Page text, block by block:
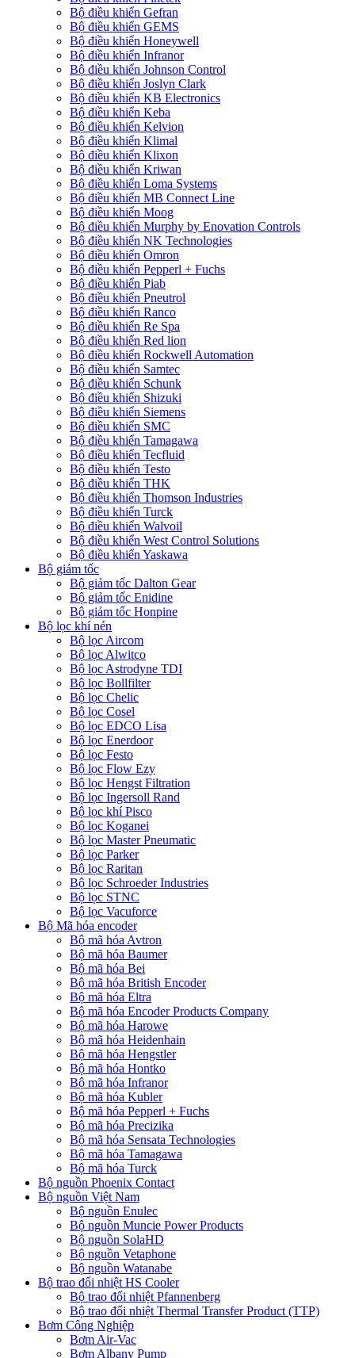
Bộ điều khiển Gefran
Bộ điều khiển GEMS
Bộ điều khiển Honeywell
Bộ điều khiển Infranor
Bộ điều khiển Johnson Control
Bộ điều khiển Joslyn Clark
Bộ điều khiển KB Electronics
Bộ điều khiển Keba
Bộ điều khiển Kelvion
Bộ điều khiển Klimal
Bộ điều khiển Klixon
Bộ điều khiển Kriwan
Bộ điều khiển Loma Systems
Bộ điều khiển MB Connect Line
Bộ điều khiển Moog
Bộ điều khiển Murphy by Enovation Controls
Bộ điều khiển NK Technologies
Bộ điều khiển Omron
Bộ điều khiển Pepperl + Fuchs
Bộ điều khiển Piab
Bộ điều khiển Pneutrol
Bộ điều khiển Ranco
Bộ điều khiển Re Spa
Bộ điều khiển Red lion
Bộ điều khiển Rockwell Automation
Bộ điều khiển Samtec
Bộ điều khiển Schunk
Bộ điều khiển Shizuki
Bộ điều khiển Siemens
Bộ điều khiển SMC
Bộ điều khiển Tamagawa
Bộ điều khiển Tecfluid
Bộ điều khiển Testo
Bộ điều khiển THK
Bộ điều khiển Thomson Industries
Bộ điều khiển Turck
Bộ điều khiển Walvoil
Bộ điều khiển West Control Solutions
Bộ điều khiển Yaskawa
Bộ giảm tốc
Bộ giảm tốc Dalton Gear
Bộ giảm tốc Enidine
Bộ giảm tốc Honpine
Bộ lọc khí nén
Bộ lọc Aircom
Bộ lọc Alwitco
Bộ lọc Astrodyne TDI
Bộ lọc Bollfilter
Bộ lọc Chelic
Bộ lọc Cosel
Bộ lọc EDCO Lisa
Bộ lọc Enerdoor
Bộ lọc Festo
Bộ lọc Flow Ezy
Bộ lọc Hengst Filtration
Bộ lọc Ingersoll Rand
Bộ lọc khí Pisco
Bộ lọc Koganei
Bộ lọc Master Pneumatic
Bộ lọc Parker
Bộ lọc Raritan
Bộ lọc Schroeder Industries
Bộ lọc STNC
Bộ lọc Vacuforce
Bộ Mã hóa encoder
Bộ mã hóa Avtron
Bộ mã hóa Baumer
Bộ mã hóa Bei
Bộ mã hóa British Encoder
Bộ mã hóa Eltra
Bộ mã hóa Encoder Products Company
Bộ mã hóa Harowe
Bộ mã hóa Heidenhain
Bộ mã hóa Hengstler
Bộ mã hóa Hontko
Bộ mã hóa Infranor
Bộ mã hóa Kubler
Bộ mã hóa Pepperl + Fuchs
Bộ mã hóa Precizika
Bộ mã hóa Sensata Technologies
Bộ mã hóa Tamagawa
Bộ mã hóa Turck
Bộ nguồn Phoenix Contact
Bộ nguồn Việt Nam
Bộ nguồn Enulec
Bộ nguồn Muncie Power Products
Bộ nguồn SolaHD
Bộ nguồn Vetaphone
Bộ nguồn Watanabe
Bộ trao đổi nhiệt HS Cooler
Bộ trao đổi nhiệt Pfannenberg
Bộ trao đổi nhiệt Thermal Transfer Product (TTP)
Bơm Công Nghiệp
Bơm Air-Vac
Bơm Albany Pump